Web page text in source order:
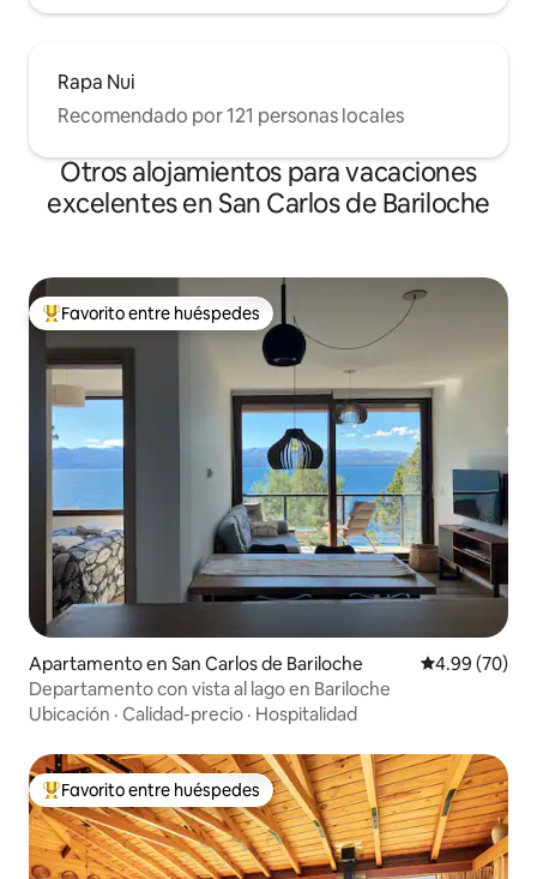
Rapa Nui
Recomendado por 121 personas locales
Otros alojamientos para vacaciones
excelentes en San Carlos de Bariloche
Favorito entre huéspedes preferido
Favorito entre huéspedes
Apartamento en San Carlos de Bariloche Calificación
4.99 (70)
Departamento con vista al lago en Bariloche
Ubicación · Calidad-precio · Hospitalidad
Favorito entre huéspedes preferido
Favorito entre huéspedes